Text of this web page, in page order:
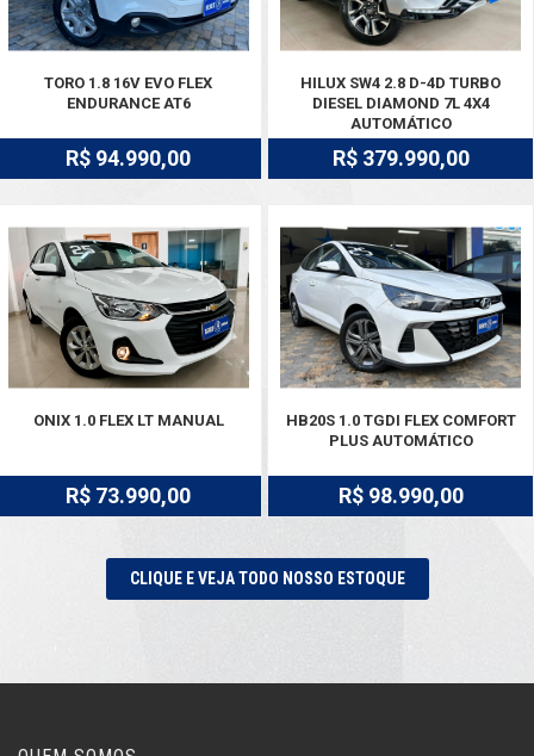
TORO 1.8 16V EVO FLEX
ENDURANCE AT6
R$ 94.990,00
HILUX SW4 2.8 D-4D TURBO
DIESEL DIAMOND 7L 4X4
AUTOMÁTICO
R$ 379.990,00
ONIX 1.0 FLEX LT MANUAL
R$ 73.990,00
HB20S 1.0 TGDI FLEX COMFORT
PLUS AUTOMÁTICO
R$ 98.990,00
CLIQUE E VEJA TODO NOSSO ESTOQUE